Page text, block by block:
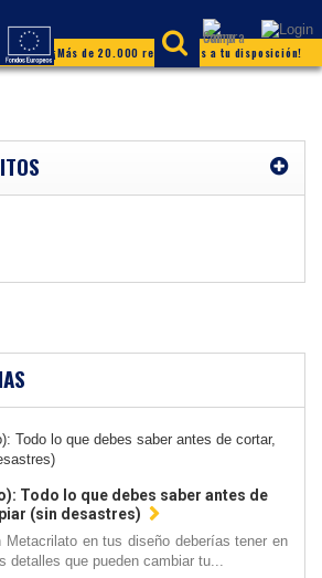
¡Más de 20.000 referencias a tu disposición!
Todo lo que debes saber antes de
(sin desastres)
Metacrilato en tus diseño deberías tener en
detalles que pueden cambiar tu...